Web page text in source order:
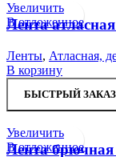
Увеличить
В отложенное
Лента
Ленты, Атласная,
В корзину
БЫСТРЫЙ ЗАКАЗ
Увеличить
В отложенное
Лента